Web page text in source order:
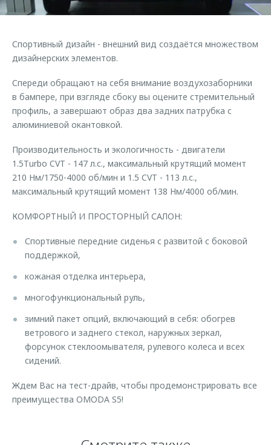
Страхование
Аксессуары
Оригинальные аксессуары
Запчасти
Калькулятор трейд-ин
Клиентская поддержка
Клуб владельцев OMODA
Аксессуары
Одежда и сувениры
Запчасти
Обратная связь
Спортивный дизайн - внешний вид создаётся множеством
дизайнерских элементов.
Спереди обращают на себя внимание воздухозаборники
в бампере, при взгляде сбоку вы оцените стремительный
профиль, а завершают образ два задних патрубка с
алюминиевой окантовкой.
Производительность и экологичность - двигатели
1.5Тurbo CVT - 147 л.с., максимальный крутящий момент
210 Нм/1750-4000 об/мин и 1.5 CVT - 113 л.с.,
максимальный крутящий момент 138 Нм/4000 об/мин.
КОМФОРТНЫЙ И ПРОСТОРНЫЙ САЛОН:
Спортивные передние сиденья с развитой с боковой
поддержкой,
кожаная отделка интерьера,
многофункциональный руль,
зимний пакет опций, включающий в себя: обогрев
ветрового и заднего стекол, наружных зеркал,
форсунок стеклоомывателя, рулевого колеса и всех
сидений.
Ждем Вас на тест-драйв, чтобы продемонстрировать все
преимущества OMODA S5!